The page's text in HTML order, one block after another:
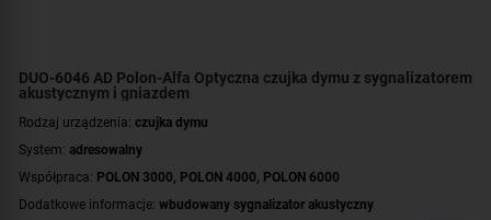
DUO-6046 AD Polon-Alfa Optyczna czujka dymu z sygnalizatorem
akustycznym i gniazdem
Rodzaj urządzenia: czujka dymu
System: adresowalny
Współpraca: POLON 3000 POLON 4000 POLON 6000
Dodatkowe informacje: wbudowany sygnalizator akustyczny